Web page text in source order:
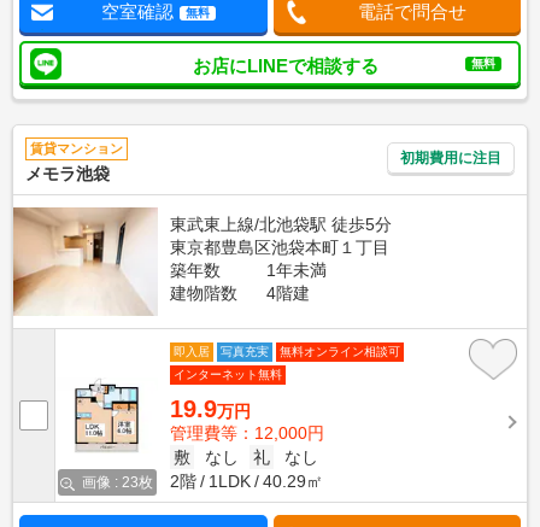
空室確認 無料 電話で問合せ
お店にLINEで相談する 無料
賃貸マンション
メモラ池袋
初期費用に注目
東武東上線/北池袋駅 徒歩5分
東京都豊島区池袋本町１丁目
築年数
1年未満
建物階数
4階建
画像 : 23枚
即入居 写真充実
無料オンライン相談可
インターネット無料
19.9万円
管理費等：12,000円
敷
なし 礼
なし
2階
1LDK 40.29㎡